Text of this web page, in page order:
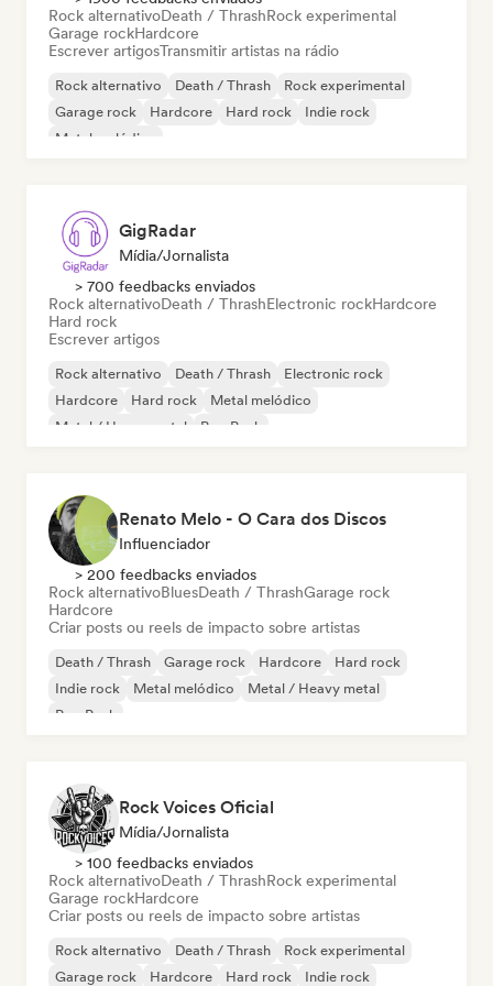
Rock alternativoDeath / ThrashRock experimental
Garage rockHardcore
Escrever artigosTransmitir artistas na rádio
Rock alternativo Death / Thrash
Rock experimental
Garage rock
Hardcore Hard rock
Indie rock
Metal melódico
GigRadar
Mídia/Jornalista
> 700 feedbacks enviados
Rock alternativoDeath / ThrashElectronic rockHardcore
Hard rock
Escrever artigos
Rock alternativo Death / Thrash
Electronic rock
Hardcore
Hard rock
Metal melódico
Metal / Heavy metal
Pop Punk
Renato Melo - O Cara dos Discos
Influenciador
> 200 feedbacks enviados
Rock alternativoBluesDeath / ThrashGarage rock
Hardcore
Criar posts ou reels de impacto sobre artistas
Death / Thrash Garage rock Hardcore
Hard rock
Indie rock
Metal melódico
Metal / Heavy metal
Pop Punk
Rock Voices Oficial
Mídia/Jornalista
> 100 feedbacks enviados
Rock alternativoDeath / ThrashRock experimental
Garage rockHardcore
Criar posts ou reels de impacto sobre artistas
Rock alternativo Death / Thrash
Rock experimental
Garage rock
Hardcore Hard rock Indie rock